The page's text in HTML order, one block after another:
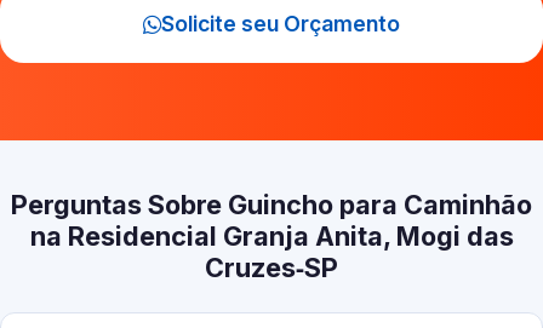
Solicite seu Orçamento
Perguntas Sobre Guincho para Caminhão
na Residencial Granja Anita, Mogi das
Cruzes‑SP